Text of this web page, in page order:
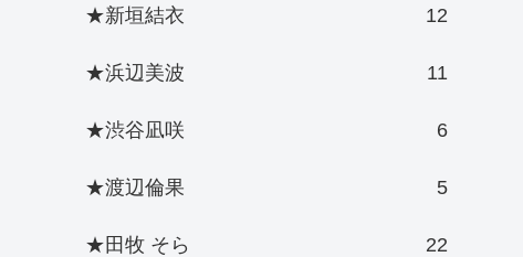
★新垣結衣 12
★浜辺美波 11
★渋谷凪咲 6
★渡辺倫果 5
★田牧 そら 22